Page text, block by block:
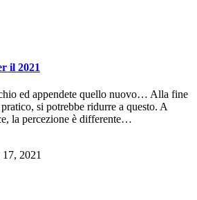
il 2021
ed appendete quello nuovo… Alla fine
si potrebbe ridurre a questo. A
la percezione è differente…
2021